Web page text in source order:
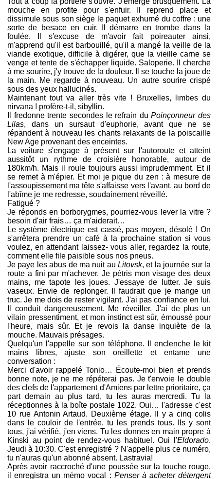
mouche en profite pour s'enfuir. Il reprend place et
dissimule sous son siège le paquet exhumé du coffre : une
sorte de besace en cuir. Il démarre en trombe dans la
foulée. Il s'excuse de m'avoir fait poireauter ainsi,
m'apprend qu'il est barbouillé, qu'il a mangé la veille de la
viande exotique, difficile à digérer, que la vieille carne se
venge et tente de s'échapper liquide. Saloperie. Il cherche
à me sourire, j'y trouve de la douleur. Il se touche la joue de
la main. Me regarde à nouveau. Un autre sourire crispé
sous des yeux hallucinés.
Maintenant tout va aller très vite ! Bruxelles, limbes du
nirvana ! profère-t-il, sibyllin.
Il fredonne trente secondes le refrain duPoinçonneur des
Lilas, dans un sursaut d'euphorie, avant que ne se
répandent à nouveau les chants relaxants de la poiscaille
New Age provenant des enceintes.
La voiture s'engage à présent sur l'autoroute et atteint
aussitôt un rythme de croisière honorable, autour de
180km/h. Mais il roule toujours aussi imprudemment. Et il
se remet à m'épier. Et moi je pique du zen : à mesure de
l'assoupissement ma tête s'affaisse vers l'avant, au bord de
l'abîme je me redresse, soudainement réveillé.
Fatigué ?
Je réponds en borborygmes, pourriez-vous lever la vitre ?
besoin d'air frais… ça m'aiderait…
Le système électrique est cassé, pas moyen, désolé ! On
s'arrêtera prendre un café à la prochaine station si vous
voulez, en attendant laissez- vous aller, regardez la route,
comment elle file paisible sous nos pneus.
Je paye les abus de ma nuit auLitovsk, et la journée sur la
route a fini par m'achever. Je pétris mon visage des deux
mains, me tapote les joues. J'essaye de lutter. Je suis
vaseux. Envie de replonger. Il faudrait que je mange un
truc. Je me dois de rester vigilant. J'ai pas confiance en lui.
Il conduit dangereusement. Me réveiller. J'ai de plus un
vilain pressentiment, et mon instinct est sûr, émoussé pour
l'heure, mais sûr. Et je revois la danse inquiète de la
mouche. Mauvais présages.
Quelqu'un l'appelle sur son téléphone. Il enclenche le kit
mains libres, ajuste son oreillette et entame une
conversation :
Merci d'avoir rappelé Tonio… Écoute-moi bien et prends
bonne note, je ne me répéterai pas. Je t'envoie le double
des clefs de l'appartement d'Amiens par lettre prioritaire, ça
part demain au plus tard, tu les auras mercredi. Tu la
réceptionnes à la boîte postale 1022. Oui… l'adresse c'est
10 rue Antonin Artaud. Deuxième étage. Il y a cinq colis
dans le couloir de l'entrée, tu les prends tous. Ils y sont
tous, j'ai vérifié, j'en viens. Tu les donnes en main propre à
Kinski au point de rendez-vous habituel. Oui l'Eldorado.
Jeudi à 10:30. C'est enregistré ? N'appelle plus ce numéro,
tu n'auras qu'un abonné absent. Lastravia!
Après avoir raccroché d'une poussée sur la touche rouge,
il enregistra un mémo vocal : Penser à acheter détergent